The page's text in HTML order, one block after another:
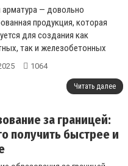
арматура — довольно
продукция, которая
для создания как
так и железобетонных
1064
Читать далее
за границей:
получить быстрее и